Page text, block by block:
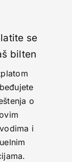
se
bilten
o
i